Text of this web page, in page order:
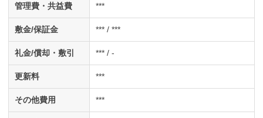
管理費・共益費 ***
敷金/保証金 *** / ***
礼金/償却・敷引 *** / -
更新料 ***
その他費用 ***